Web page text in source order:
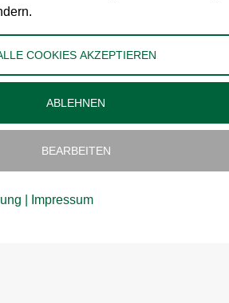
COOKIES AKZEPTIEREN
ABLEHNEN
BEARBEITEN
Impressum